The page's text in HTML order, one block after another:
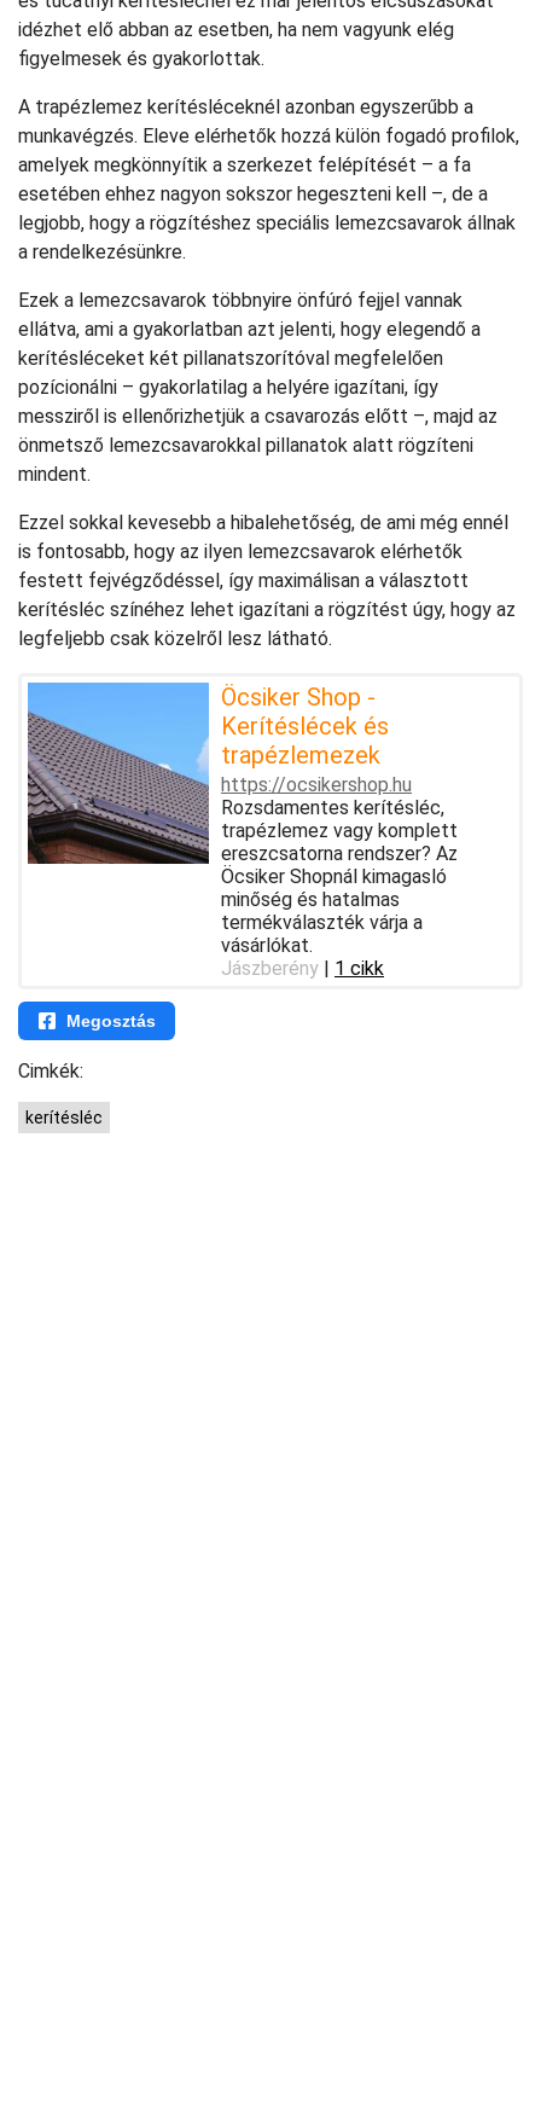
idézhet elő abban az esetben, ha nem vagyunk elég
figyelmesek és gyakorlottak.
A trapézlemez kerítésléceknél azonban egyszerűbb a
munkavégzés. Eleve elérhetők hozzá külön fogadó profilok,
amelyek megkönnyítik a szerkezet felépítését – a fa
esetében ehhez nagyon sokszor hegeszteni kell –, de a
legjobb, hogy a rögzítéshez speciális lemezcsavarok állnak
a rendelkezésünkre.
Ezek a lemezcsavarok többnyire önfúró fejjel vannak
ellátva, ami a gyakorlatban azt jelenti, hogy elegendő a
kerítésléceket két pillanatszorítóval megfelelően
pozícionálni – gyakorlatilag a helyére igazítani, így
messziről is ellenőrizhetjük a csavarozás előtt –, majd az
önmetsző lemezcsavarokkal pillanatok alatt rögzíteni
mindent.
Ezzel sokkal kevesebb a hibalehetőség, de ami még ennél
is fontosabb, hogy az ilyen lemezcsavarok elérhetők
festett fejvégződéssel, így maximálisan a választott
kerítésléc színéhez lehet igazítani a rögzítést úgy, hogy az
legfeljebb csak közelről lesz látható.
Öcsiker Shop -
Kerítéslécek és
trapézlemezek
https://ocsikershop.hu
Rozsdamentes kerítésléc,
trapézlemez vagy komplett
ereszcsatorna rendszer? Az
Öcsiker Shopnál kimagasló
minőség és hatalmas
termékválaszték várja a
vásárlókat.
Jászberény | 1 cikk
Megosztás
Cimkék:
kerítésléc